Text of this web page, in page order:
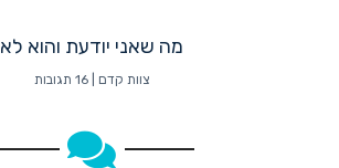
מה שאני יודעת והוא לא
צוות קדם 16 תגובות